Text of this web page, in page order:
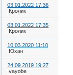
03.01.2022 17:36
Кролик
03.01.2022 17:35
Кролик
10.03.2020 11:10
Юхан
24.09.2019 19:27
vayobe